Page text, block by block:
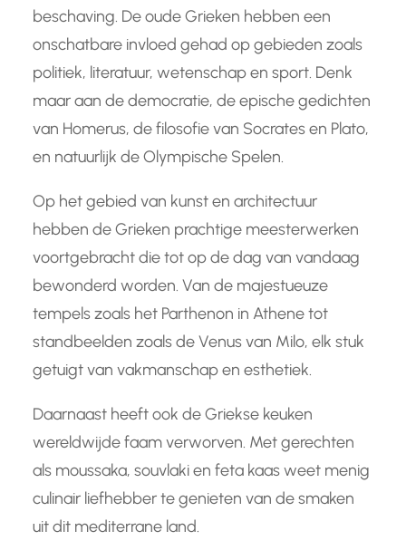
beschaving. De oude Grieken hebben een
onschatbare invloed gehad op gebieden zoals
politiek, literatuur, wetenschap en sport. Denk
maar aan de democratie, de epische gedichten
van Homerus, de filosofie van Socrates en Plato,
en natuurlijk de Olympische Spelen.
Op het gebied van kunst en architectuur
hebben de Grieken prachtige meesterwerken
voortgebracht die tot op de dag van vandaag
bewonderd worden. Van de majestueuze
tempels zoals het Parthenon in Athene tot
standbeelden zoals de Venus van Milo, elk stuk
getuigt van vakmanschap en esthetiek.
Daarnaast heeft ook de Griekse keuken
wereldwijde faam verworven. Met gerechten
als moussaka, souvlaki en feta kaas weet menig
culinair liefhebber te genieten van de smaken
uit dit mediterrane land.